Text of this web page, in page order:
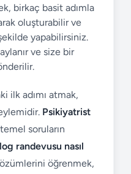
birkaç basit adımla
oluşturabilir ve
yapabilirsiniz.
ve size bir
ilk adımı atmak,
Psikiyatrist
soruların
randevusu nasıl
öğrenmek,